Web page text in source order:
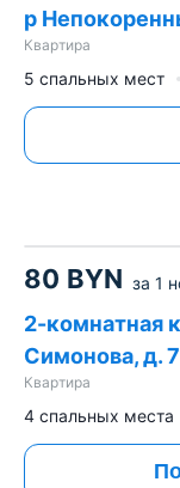
р
Квартира
5 спальных мест
80 BYN за 1
2-комнатная
Симонова, д. 7
Квартира
4 спальных места